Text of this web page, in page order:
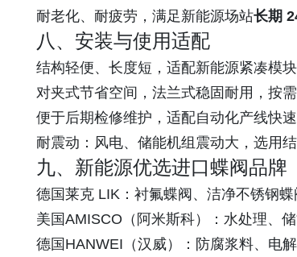
耐老化、耐疲劳，满足新能源场站长期
八、安装与使用适配
结构轻便、长度短，适配新能源紧凑模
对夹式节省空间，法兰式稳固耐用，按
便于后期检修维护，适配自动化产线快
耐震动：风电、储能机组震动大，选用
九、新能源优选进口蝶阀品牌
德国莱克 LIK：衬氟蝶阀、洁净不锈钢
美国AMISCO（阿米斯科）：水处理、
德国HANWEI（汉威）：防腐浆料、电